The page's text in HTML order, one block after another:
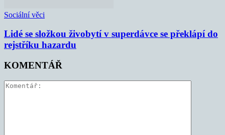
Sociální věci
Lidé se složkou živobytí v superdávce se překlápí do
rejstříku hazardu
KOMENTÁŘ